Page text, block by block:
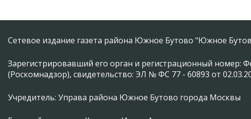
Сетевое издание газета района Южное Бутово "Южное
Зарегистрировавший его орган и регистрационный номер:
(Роскомнадзор), свидетельство: ЭЛ № ФС 77 - 60893 от
Учредитель: Управа района Южное Бутово города Москвы